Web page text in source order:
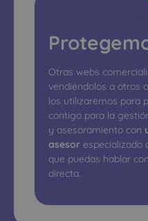
Otras webs
vendiéndolos a otros
los utilizaremos para
contigo para la
y asesoramiento con
asesor especializado
que puedas hablar
directa.